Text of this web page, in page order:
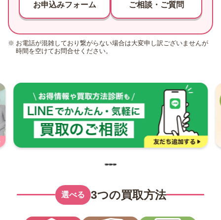
お申込みフォーム ご相談・ご質問
お電話が混雑しており繋がらない場合は大変申し訳ございませんが
時間を空けてお問合せください。
選べる 3つの買取方法